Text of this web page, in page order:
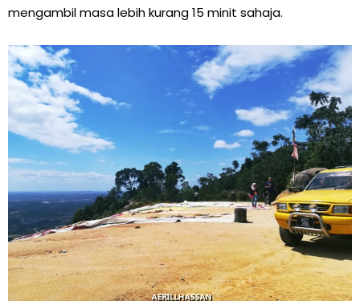
mengambil masa lebih kurang 15 minit sahaja.